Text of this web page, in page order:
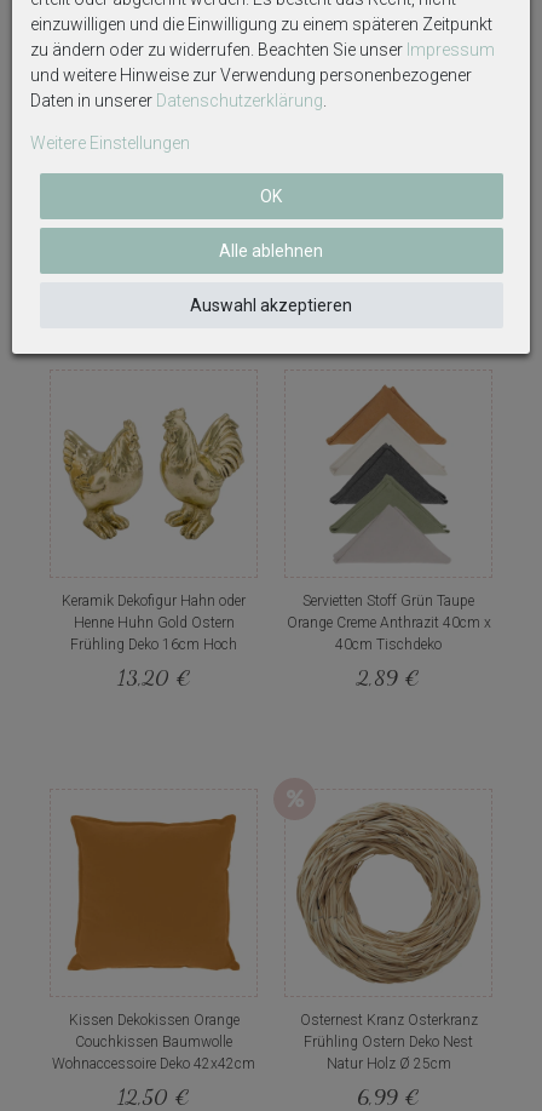
Pack
Keramik Dekofigur Hahn oder
Henne Huhn Gold Ostern
Frühling Deko 16cm Hoch
13,20 €
Servietten Stoff Grün Taupe
Orange Creme Anthrazit 40cm x
40cm Tischdeko
2,89 €
Kissen Dekokissen Orange
Couchkissen Baumwolle
Wohnaccessoire Deko 42x42cm
12,50 €
Osternest Kranz Osterkranz
Frühling Ostern Deko Nest
Natur Holz Ø 25cm
6,99 €
einzuwilligen und die Einwilligung zu einem späteren Zeitpunkt
zu ändern oder zu widerrufen. Beachten Sie unser Impressum
und weitere Hinweise zur Verwendung personenbezogener
Daten in unserer Daten­schutz­erklärung
Weitere Einstellungen
OK
Alle ablehnen
Auswahl akzeptieren